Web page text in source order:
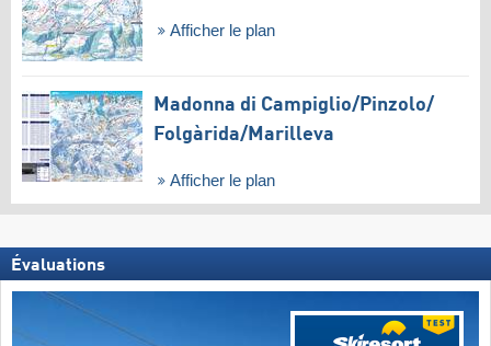
Afficher le plan
Madonna di Campiglio/​Pinzolo/​
Folgàrida/​Marilleva
Afficher le plan
Évaluations